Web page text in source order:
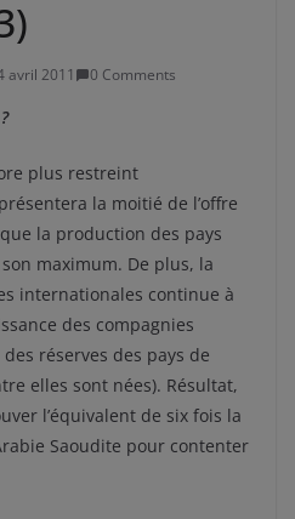
avril 2011 0 Comments
plus restreint
la moitié de l’offre
la production des pays
maximum. De plus, la
internationales continue à
des compagnies
réserves des pays de
elles sont nées). Résultat,
l’équivalent de six fois la
Saoudite pour contenter